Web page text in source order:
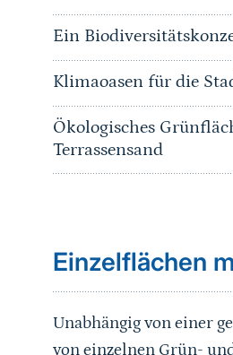
Ein
Klimaoasen für die
Ökologisches
Terrassensand
Einzelflächen
Unabhängig von einer
von einzelnen Grün-